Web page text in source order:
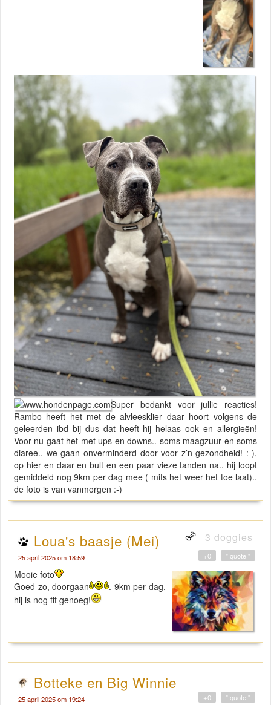
Super bedankt voor jullie reacties!
Rambo heeft het met de alvleesklier daar hoort volgens de
geleerden ibd bij dus dat heeft hij helaas ook en allergieën!
Voor nu gaat het met ups en downs.. soms maagzuur en soms
diaree.. we gaan onverminderd door voor z’n gezondheid! :-),
op hier en daar en bult en een paar vieze tanden na.. hij loopt
gemiddeld nog 9km per dag mee ( mits het weer het toe laat)..
de foto is van vanmorgen :-)
Loua's baasje (Mei) 3 doggies
25 april 2025 om 18:59 " quote "
+0
Mooie foto
Goed zo, doorgaan
. 9km per dag,
hij is nog fit genoeg!
Botteke en Big Winnie
25 april 2025 om 19:24 " quote "
+0